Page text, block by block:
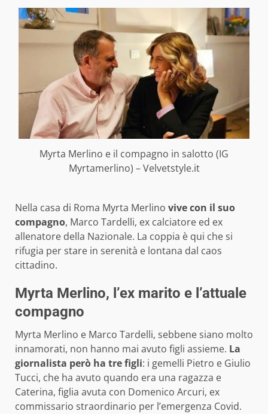
Myrta Merlino e il compagno in salotto (IG
Myrtamerlino) – Velvetstyle.it
Nella casa di Roma Myrta Merlino vive con il suo
compagno, Marco Tardelli, ex calciatore ed ex
allenatore della Nazionale. La coppia è qui che si
rifugia per stare in serenità e lontana dal caos
cittadino.
Myrta Merlino, l’ex marito e l’attuale
compagno
Myrta Merlino e Marco Tardelli, sebbene siano molto
innamorati, non hanno mai avuto figli assieme. La
giornalista però ha tre figli: i gemelli Pietro e Giulio
Tucci, che ha avuto quando era una ragazza e
Caterina, figlia avuta con Domenico Arcuri, ex
commissario straordinario per l’emergenza Covid.